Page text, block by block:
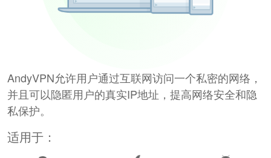
AndyVPN允许用户通过互联网访问一个私密的网络，
并且可以隐匿用户的真实IP地址，提高网络安全和隐
私保护。
适用于：